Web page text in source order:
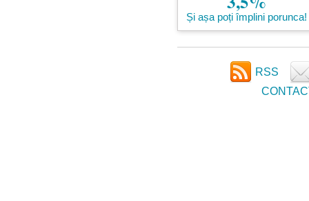
Și așa poți împlini porunca!
RSS